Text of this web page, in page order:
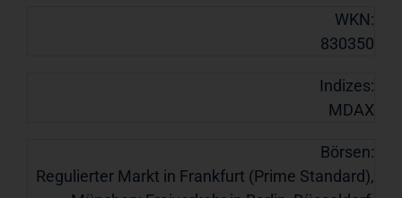
WKN:
830350
Indizes:
MDAX
Börsen:
Regulierter Markt in Frankfurt (Prime Standard),